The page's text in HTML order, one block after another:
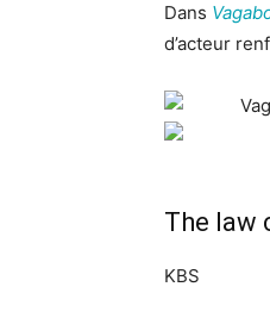
Dans
d’acteur
The law
KBS